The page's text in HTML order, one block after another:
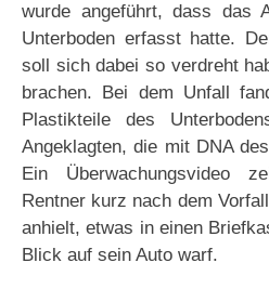
wurde angeführt, dass das
Unterboden erfasst hatte.
soll sich dabei so verdreht
brachen. Bei dem Unfall
Plastikteile des
Angeklagten, die mit DNA
Ein Überwachungsvideo
Rentner kurz nach dem
anhielt, etwas in einen
Blick auf sein Auto warf.